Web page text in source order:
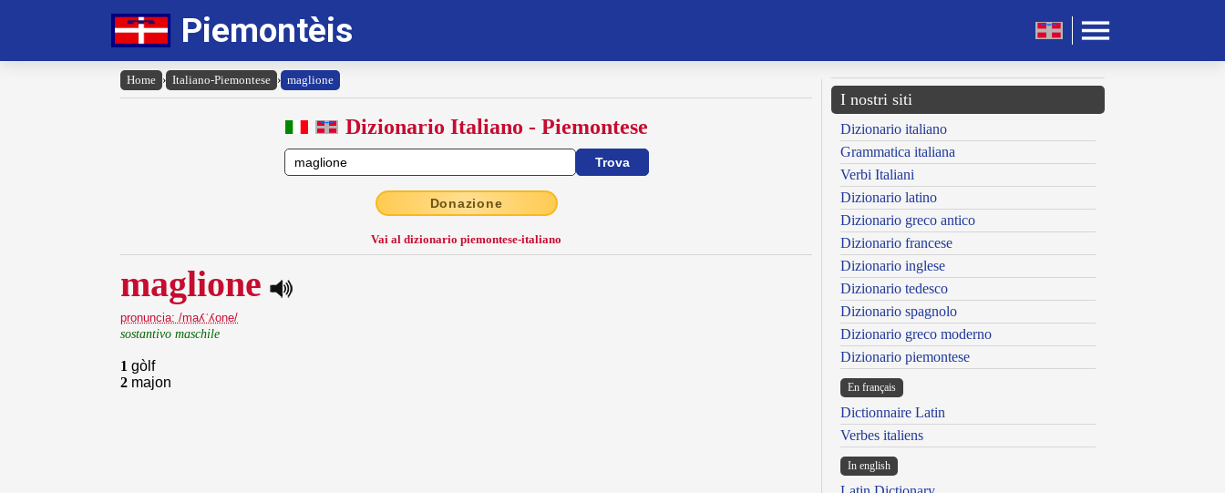
Piemontèis
Home › Italiano-Piemontese › maglione
Dizionario Italiano - Piemontese
Donazione
Vai al dizionario piemontese-italiano
maglione
pronuncia: /maʎˈʎone/
sostantivo maschile
1 gòlf
2 majon
I nostri siti
Dizionario italiano
Grammatica italiana
Verbi Italiani
Dizionario latino
Dizionario greco antico
Dizionario francese
Dizionario inglese
Dizionario tedesco
Dizionario spagnolo
Dizionario greco moderno
Dizionario piemontese
En français
Dictionnaire Latin
Verbes italiens
In english